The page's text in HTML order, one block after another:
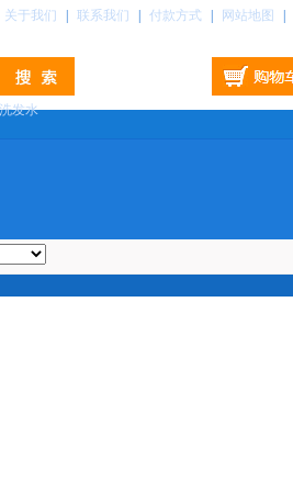
关于我们 联系我们 付款方式 网站地图
洗发水